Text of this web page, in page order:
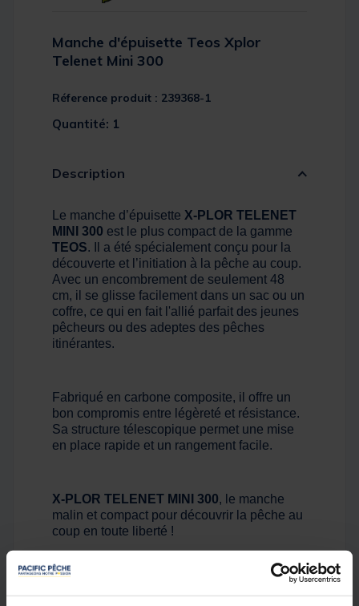
Manche d'épuisette Teos Xplor
Telenet Mini 300
Réference produit : 239368-1
Quantité: 1
Description
Le manche d’épuisette X-PLOR TELENET
MINI 300 est le plus compact de la gamme
TEOS. Il a été spécialement conçu pour la
découverte et l’initiation à la pêche au coup.
Avec un encombrement de seulement 48
cm, il se glisse facilement dans un sac ou un
coffre, ce qui en fait l'allié parfait des jeunes
pêcheurs ou des adeptes des pêches
itinérantes.
Fabriqué en carbone composite, il offre un
bon compromis entre légèreté et résistance.
Sa structure télescopique permet une mise
en place rapide et un rangement facile.
X-PLOR TELENET MINI 300, le manche
malin et compact pour découvrir la pêche au
coup en toute liberté !